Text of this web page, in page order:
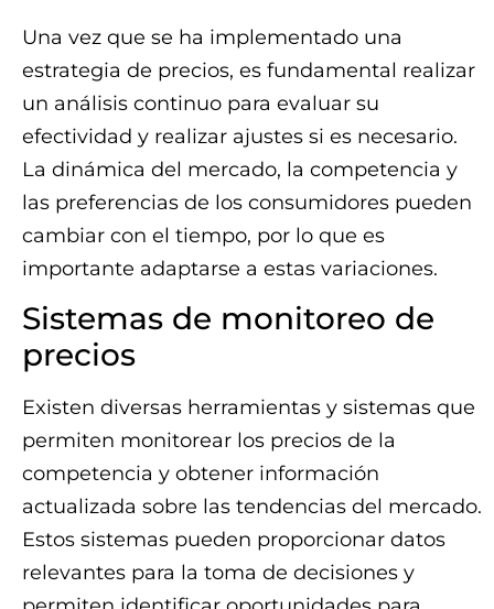
Una vez que se ha implementado una
estrategia de precios, es fundamental realizar
un análisis continuo para evaluar su
efectividad y realizar ajustes si es necesario.
La dinámica del mercado, la competencia y
las preferencias de los consumidores pueden
cambiar con el tiempo, por lo que es
importante adaptarse a estas variaciones.
Sistemas de monitoreo de
precios
Existen diversas herramientas y sistemas que
permiten monitorear los precios de la
competencia y obtener información
actualizada sobre las tendencias del mercado.
Estos sistemas pueden proporcionar datos
relevantes para la toma de decisiones y